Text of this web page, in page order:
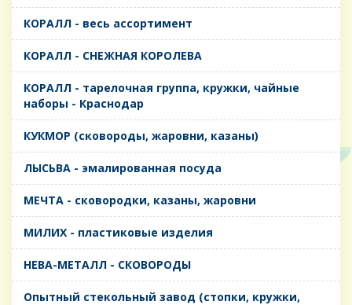
КОРАЛЛ - весь ассортимент
КОРАЛЛ - СНЕЖНАЯ КОРОЛЕВА
КОРАЛЛ - тарелочная группа, кружки, чайные
наборы - Краснодар
КУКМОР (сковороды, жаровни, казаны)
ЛЫСЬВА - эмалированная посуда
МЕЧТА - сковородки, казаны, жаровни
МИЛИХ - пластиковые изделия
НЕВА-МЕТАЛЛ - СКОВОРОДЫ
Опытный стекольный завод (стопки, кружки,